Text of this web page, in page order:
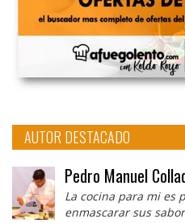
AUTOR DESTACADO
Pedro Manuel
La cocina para mi es
enmascarar sus